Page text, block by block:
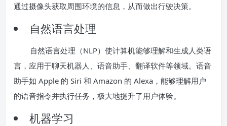
通过摄像头获取周围环境的信息，从而做出行驶决策。
自然语言处理
自然语言处理（NLP）使计算机能够理解和生成人类语
言，应用于聊天机器人、语音助手、翻译软件等领域。语音
助手如 Apple 的 Siri 和 Amazon 的 Alexa，能够理解用户
的语音指令并执行任务，极大地提升了用户体验。
机器学习